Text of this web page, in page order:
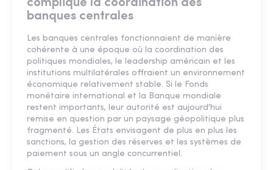
complique la coordination des
banques centrales
Les banques centrales fonctionnaient de manière
cohérente à une époque où la coordination des
politiques mondiales, le leadership américain et les
institutions multilatérales offraient un environnement
économique relativement stable. Si le Fonds
monétaire international et la Banque mondiale
restent importants, leur autorité est aujourd'hui
remise en question par un paysage géopolitique plus
fragmenté. Les États envisagent de plus en plus les
sanctions, la gestion des réserves et les systèmes de
paiement sous un angle concurrentiel.